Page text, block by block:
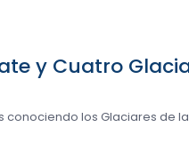
y Cuatro
conociendo los Glaciares de